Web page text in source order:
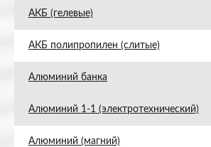
АКБ (гелевые)
АКБ полипропилен (слитые)
Алюминий банка
Алюминий 1-1 (электротехнический)
Алюминий (магний)